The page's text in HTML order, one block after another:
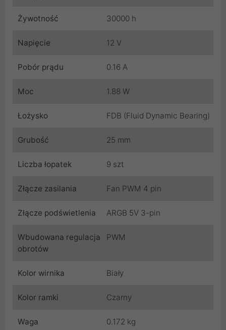
Żywotność 30000 h
Napięcie 12 V
Pobór prądu 0.16 A
Moc 1.88 W
Łożysko FDB (Fluid Dynamic Bearing)
Grubość 25 mm
Liczba łopatek 9 szt
Złącze zasilania Fan PWM 4 pin
Złącze podświetlenia ARGB 5V 3-pin
Wbudowana regulacja
obrotów
PWM
Kolor wirnika Biały
Kolor ramki Czarny
Waga 0.172 kg